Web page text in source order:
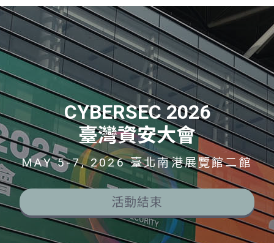
CYBERSEC 2026
臺灣資安大會
MAY 5-7, 2026 臺北南港展覽館二館
活動結束